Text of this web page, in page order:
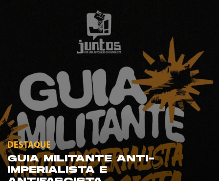
DESTAQUE
GUIA MILITANTE ANTI-
IMPERIALISTA E